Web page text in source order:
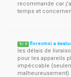
recommande car
temps et
5 / 5 florecmoi a
les délais de
pour les appareils
impéccable